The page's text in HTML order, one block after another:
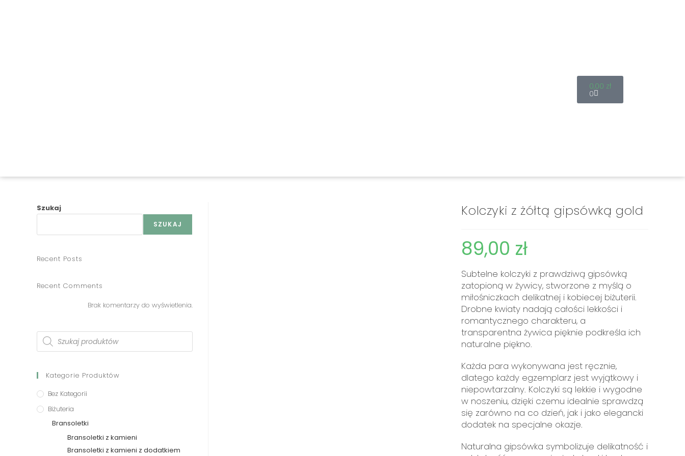
0,00 zł
0
Kolczyki z żółtą gipsówką gold
89,00 zł
Subtelne kolczyki z prawdziwą gipsówką
zatopioną w żywicy, stworzone z myślą o
miłośniczkach delikatnej i kobiecej biżuterii.
Drobne kwiaty nadają całości lekkości i
romantycznego charakteru, a
transparentna żywica pięknie podkreśla ich
naturalne piękno.
Każda para wykonywana jest ręcznie,
dlatego każdy egzemplarz jest wyjątkowy i
niepowtarzalny. Kolczyki są lekkie i wygodne
w noszeniu, dzięki czemu idealnie sprawdzą
się zarówno na co dzień, jak i jako elegancki
dodatek na specjalne okazje.
Naturalna gipsówka symbolizuje delikatność i
Szukaj
SZUKAJ
Recent Posts
Recent Comments
Brak komentarzy do wyświetlenia.
Kategorie Produktów
Bez Kategorii
Biżuteria
Bransoletki
Bransoletki z kamieni
Bransoletki z kamieni z dodatkiem